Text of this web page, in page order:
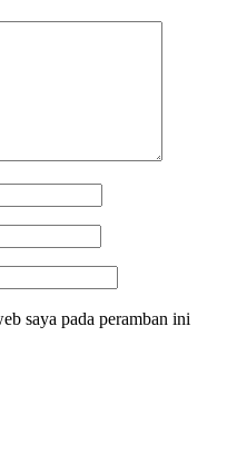
saya pada peramban ini